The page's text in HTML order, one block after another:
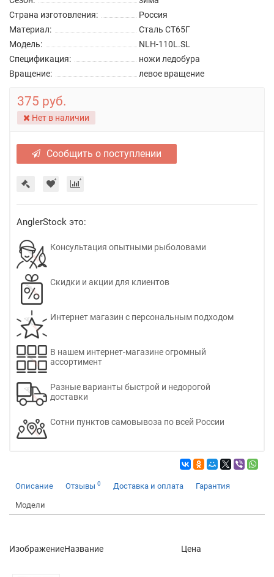
Страна изготовления:
Россия
Материал:
Сталь СТ65Г
Модель:
NLH-110L.SL
Спецификация:
ножи ледобура
Вращение:
левое вращение
375 руб.
Нет в наличии
Сообщить о поступлении
AnglerStock это:
Консультация опытными рыболовами
Скидки и акции для клиентов
Интернет магазин с персональным подходом
В нашем интернет-магазине огромный
ассортимент
Разные варианты быстрой и недорогой
доставки
Сотни пунктов самовывоза по всей России
Описание Отзывы 0 Доставка и оплата Гарантия
Модели
ИзображениеНазвание Цена